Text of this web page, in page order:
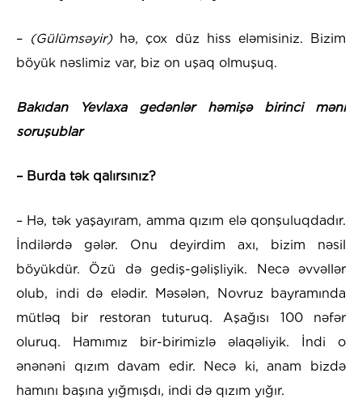
– (Gülümsəyir)hə, çox düz hiss eləmisiniz. Bizim
böyük nəslimiz var, biz on uşaq olmuşuq.
Bakıdan Yevlaxa gedənlər həmişə birinci məni
soruşublar
– Burda tək qalırsınız?
– Hə, tək yaşayıram, amma qızım elə qonşuluqdadır.
İndilərdə gələr. Onu deyirdim axı, bizim nəsil
böyükdür. Özü də gediş-gəlişliyik. Necə əvvəllər
olub, indi də elədir. Məsələn, Novruz bayramında
mütləq bir restoran tuturuq. Aşağısı 100 nəfər
oluruq. Hamımız bir-birimizlə əlaqəliyik. İndi o
ənənəni qızım davam edir. Necə ki, anam bizdə
hamını başına yığmışdı, indi də qızım yığır.